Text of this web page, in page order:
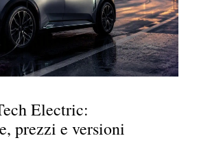
Electric:
prezzi e versioni